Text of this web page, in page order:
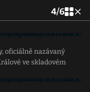
4/6
oficiálně nazávaný
ve skladovém